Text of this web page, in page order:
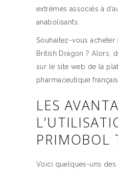
extrêmes associés à
anabolisants.
Souhaitez-vous
British Dragon ? Alors,
sur le site web de la
pharmaceutique français.
LES
PRIMOBOL
Voici quelques-uns des